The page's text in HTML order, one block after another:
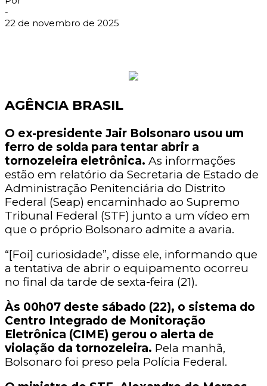
-
22 de novembro de 2025
AGÊNCIA BRASIL
O ex-presidente Jair Bolsonaro usou um
ferro de solda para tentar abrir a
tornozeleira eletrônica. As informações
estão em relatório da Secretaria de Estado de
Administração Penitenciária do Distrito
Federal (Seap) encaminhado ao Supremo
Tribunal Federal (STF) junto a um vídeo em
que o próprio Bolsonaro admite a avaria.
“[Foi] curiosidade”, disse ele, informando que
a tentativa de abrir o equipamento ocorreu
no final da tarde de sexta-feira (21).
Às 00h07 deste sábado (22), o sistema do
Centro Integrado de Monitoração
Eletrônica (CIME) gerou o alerta de
violação da tornozeleira. Pela manhã,
Bolsonaro foi preso pela Polícia Federal.